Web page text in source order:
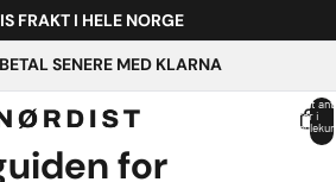
FRAKT I HELE NORGE
BETAL SENERE MED KLARNA
Totalt
varer i
for